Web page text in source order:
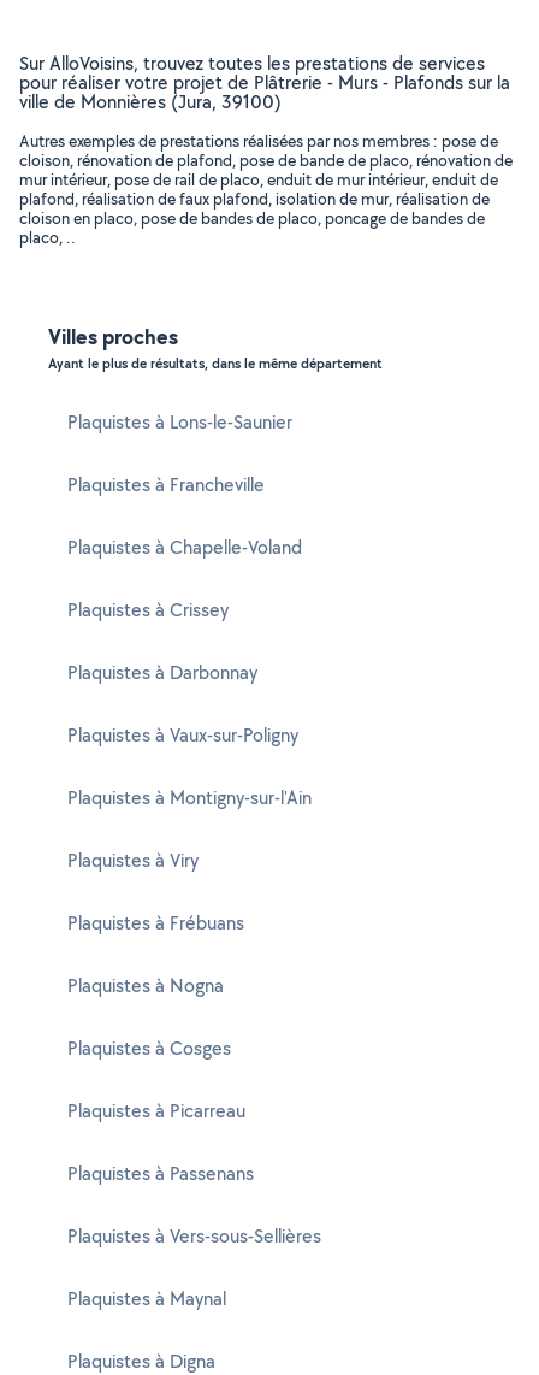
Sur AlloVoisins, trouvez toutes les prestations de services
pour réaliser votre projet de Plâtrerie - Murs - Plafonds sur la
ville de Monnières (Jura, 39100)
Autres exemples de prestations réalisées par nos membres : pose de
cloison, rénovation de plafond, pose de bande de placo, rénovation de
mur intérieur, pose de rail de placo, enduit de mur intérieur, enduit de
plafond, réalisation de faux plafond, isolation de mur, réalisation de
cloison en placo, pose de bandes de placo, poncage de bandes de
placo, ..
Villes proches
Ayant le plus de résultats, dans le même département
Plaquistes à Lons-le-Saunier
Plaquistes à Francheville
Plaquistes à Chapelle-Voland
Plaquistes à Crissey
Plaquistes à Darbonnay
Plaquistes à Vaux-sur-Poligny
Plaquistes à Montigny-sur-l'Ain
Plaquistes à Viry
Plaquistes à Frébuans
Plaquistes à Nogna
Plaquistes à Cosges
Plaquistes à Picarreau
Plaquistes à Passenans
Plaquistes à Vers-sous-Sellières
Plaquistes à Maynal
Plaquistes à Digna